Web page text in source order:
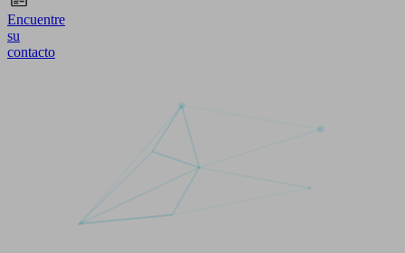
Encuentre
su
contacto